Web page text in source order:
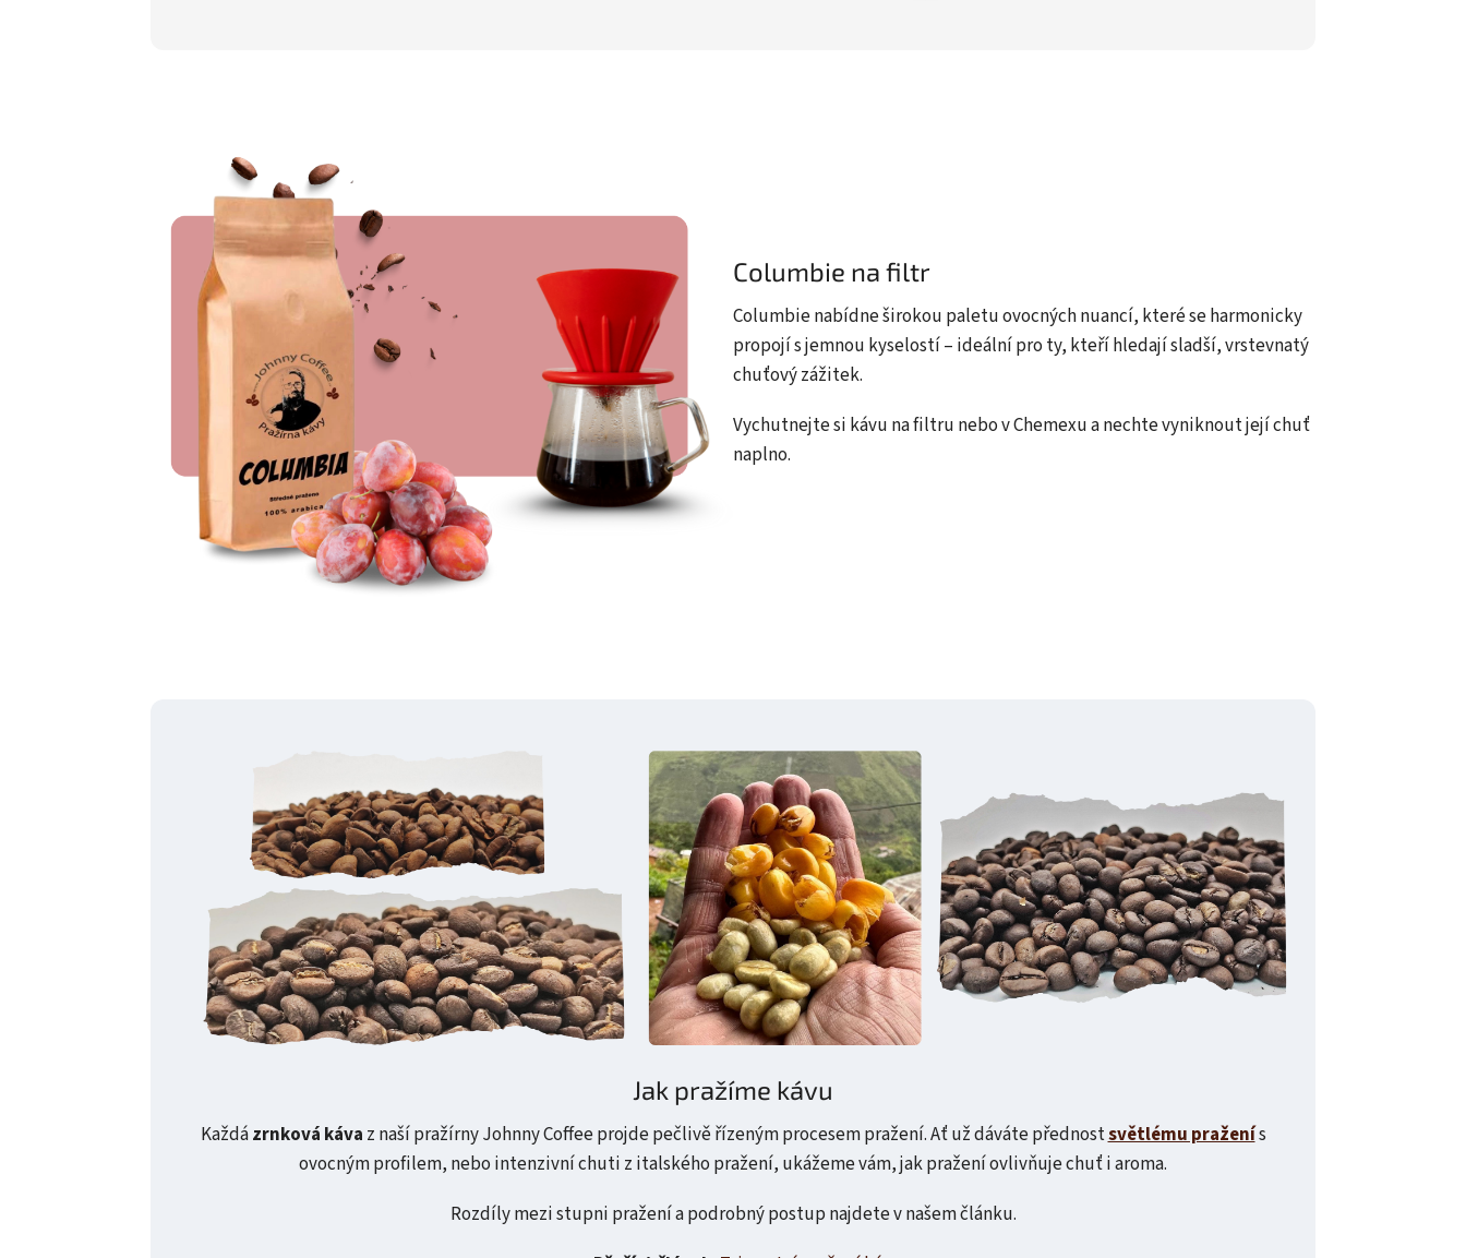
Columbie na filtr
Columbie nabídne širokou paletu ovocných nuancí, které se harmonicky
propojí s jemnou kyselostí – ideální pro ty, kteří hledají sladší, vrstevnatý
chuťový zážitek.
Vychutnejte si kávu na filtru nebo v Chemexu a nechte vyniknout její chuť
naplno.
Jak pražíme kávu
Každázrnková káva z naší pražírny Johnny Coffee projde pečlivě řízeným procesem pražení. Ať už dáváte přednostsvětlému praženís
ovocným profilem, nebo intenzivní chuti z italského pražení, ukážeme vám, jak pražení ovlivňuje chuť i aroma.
Rozdíly mezi stupni pražení a podrobný postup najdete v našem článku.